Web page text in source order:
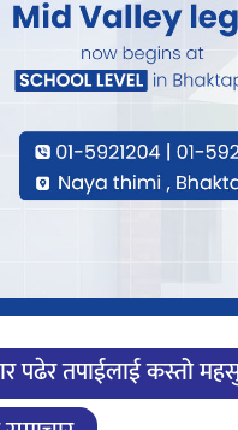
पढेर तपाईलाई कस्तो